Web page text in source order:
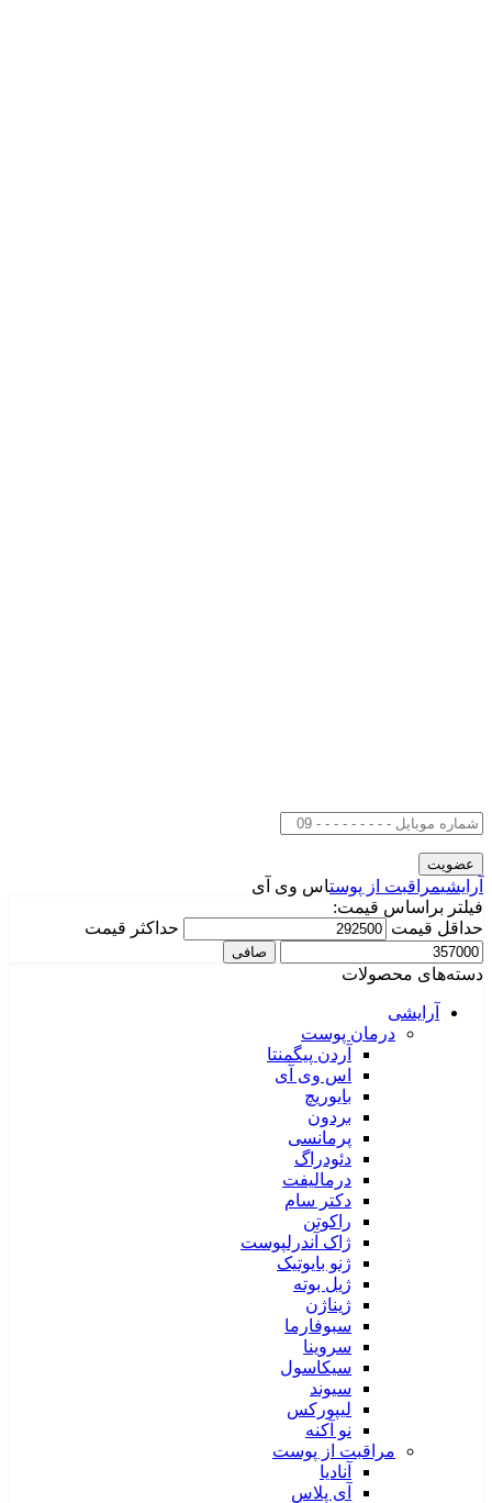
آرایشیمراقبت از پوستاس وی آی
فیلتر براساس قیمت:
حداقل قیمت
حداكثر قيمت
صافی
دسته‌های محصولات
آرایشی
درمان پوست
آردن پیگمنتا
اس وی آی
بایوریچ
بردون
پرمانسی
دئودراگ
درمالیفت
دکتر سام
راکوتن
ژاک آندرلپوست
ژنو بایوتیک
ژیل بوته
ژیناژن
سبوفارما
سروینا
سیکاسول
سیوند
لیپورکس
نو آکنه
مراقبت از پوست
آنادیا
آی پلاس